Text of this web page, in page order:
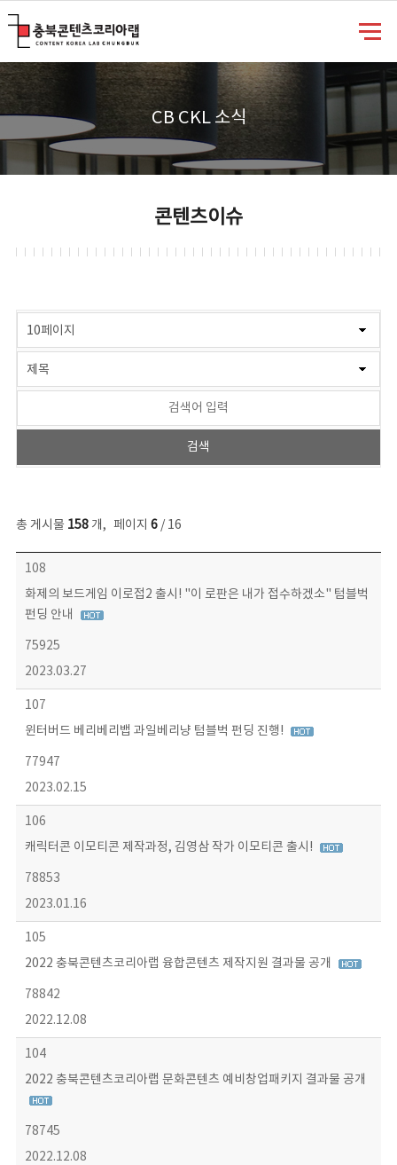
CB CKL 소식
콘텐츠이슈
총 게시물 158개, 페이지 6/ 16
콘텐츠이슈 목록 - 번호, 제목, 작성자, 파일, 조회수, 작성일 정보 제공
108
화제의 보드게임 이로접2 출시! "이 로판은 내가 접수하겠소" 텀블벅
펀딩 안내
75925
2023.03.27
107
윈터버드 베리베리뱁 과일베리냥 텀블벅 펀딩 진행!
77947
2023.02.15
106
캐릭터콘 이모티콘 제작과정, 김영삼 작가 이모티콘 출시!
78853
2023.01.16
105
2022 충북콘텐츠코리아랩 융합콘텐츠 제작지원 결과물 공개
78842
2022.12.08
104
2022 충북콘텐츠코리아랩 문화콘텐츠 예비창업패키지 결과물 공개
78745
2022.12.08